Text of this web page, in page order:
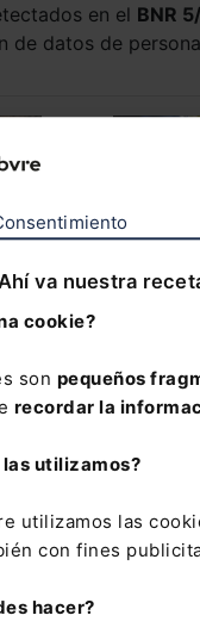
va nuestra
cookie?
son pequeños
recordar la
las utilizamos?
utilizamos las
con fines
hacer?
en el BNR
de datos de